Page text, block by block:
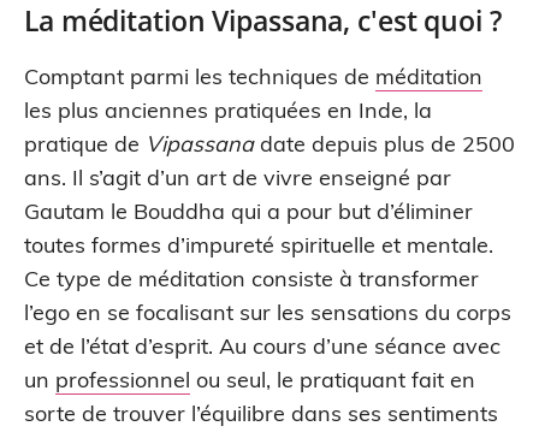
La méditation Vipassana, c'est quoi ?
Comptant parmi les techniques de méditation
les plus anciennes pratiquées en Inde, la
pratique de Vipassanadate depuis plus de 2500
ans. Il s’agit d’un art de vivre enseigné par
Gautam le Bouddha qui a pour but d’éliminer
toutes formes d’impureté spirituelle et mentale.
Ce type de méditation consiste à transformer
l’ego en se focalisant sur les sensations du corps
et de l’état d’esprit. Au cours d’une séance avec
un professionnel ou seul, le pratiquant fait en
sorte de trouver l’équilibre dans ses sentiments